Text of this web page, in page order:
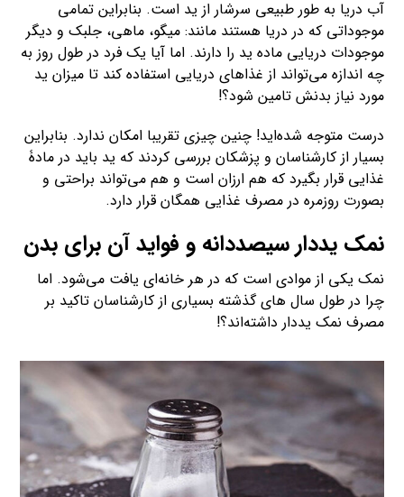
آب دریا به طور طبیعی سرشار از ید است. بنابراین تمامی
موجوداتی که در دریا هستند مانند: میگو، ماهی، جلبک و دیگر
موجودات دریایی ماده ید را دارند. اما آیا یک فرد در طول روز به
چه اندازه می‌تواند از غذاهای دریایی استفاده کند تا میزان ید
مورد نیاز بدنش تامین شود؟!
درست متوجه شده‌اید! چنین چیزی تقریبا امکان ندارد. بنابراین
بسیار از کارشناسان و پزشکان بررسی کردند که ید باید در مادۀ
غذایی قرار بگیرد که هم ارزان است و هم می‌تواند براحتی و
بصورت روزمره در مصرف غذایی همگان قرار دارد.
نمک یددار سیصددانه و فواید آن برای بدن
نمک یکی از موادی است که در هر خانه‌ای یافت می‌شود. اما
چرا در طول سال های گذشته بسیاری از کارشناسان تاکید بر
مصرف نمک یددار داشته‌اند؟!